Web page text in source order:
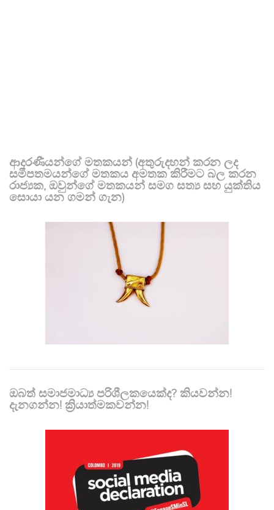
ආදරණීයන්ගේ මතකයන් (අතුරුදහන් කරන ලද
සමීපතමයන්ගේ මතකය අමතක කිරීමට බල කරන
රාජ්‍යක, ඔවුන්ගේ මතකයන් සමග සත්‍ය සහ යුක්තිය
සොයා යන ගමන් ගැන)
ඔබත් සමාජමාධ්‍ය පරිශීලකයෙක්ද? කියවන්න!
දැනගන්න! ක්‍රියාත්මකවන්න!